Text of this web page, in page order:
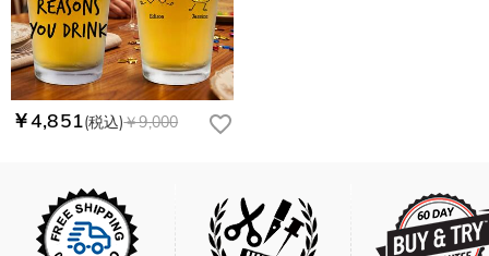
￥4,851(税込)￥9,000